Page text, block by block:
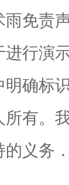
免责
行演
明确标
所有。
的义务